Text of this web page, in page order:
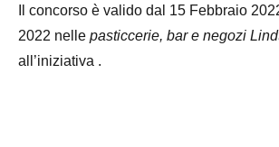
Il concorso è valido dal 15 Febbraio
2022 nelle pasticcerie, bar e negozi
all’iniziativa .